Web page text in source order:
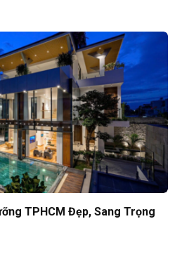
TPHCM Đẹp, Sang Trọng